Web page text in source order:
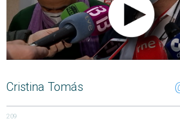
Cristina Tomás
209